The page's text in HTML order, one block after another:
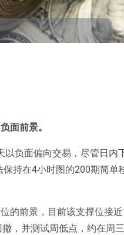
面前景。
负面偏向交易，尽管日内
持在4小时图的200期简单
的前景，目前该支撑位接
，并测试周低点，约在周